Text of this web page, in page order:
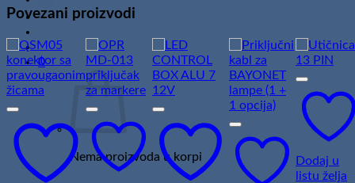
0
Nema proizvoda u korpi
ožičenja
Povezani proizvodi
Dodaj u
listu želja